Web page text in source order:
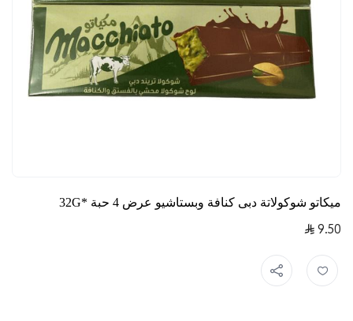
ميكاتو شوكولاتة دبى كنافة وبستاشيو عرض 4 حبة *32G
9.50